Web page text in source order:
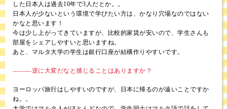
した日本人は過去10年で3人だとか。。
日本人が少ないという環境で学びたい方は、かなり穴場なのではない
かなと思います！
今は少し上がってきていますが、比較的家賃が安いので、学生さんも
部屋をシェアしやすいと思いますね。
あと、マルタ大学の学生は銀行口座が結構作りやすいです。
―――逆に大変だなと感じることはありますか？
ヨーロッパ旅行はしやすいのですが、日本に帰るのが遠いことですか
ね。。